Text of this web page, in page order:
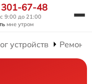
67-48
9:00 до 21:00
мне утром
устройств Ремонт